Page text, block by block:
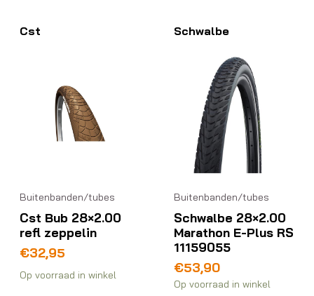
populariteit
Cst
Buitenbanden/tubes
Cst Bub 28×2.00
refl zeppelin
€32,95
Op voorraad in winkel
Schwalbe
Buitenbanden/tubes
Schwalbe 28×2.00
Marathon E-Plus RS
11159055
€53,90
Op voorraad in winkel